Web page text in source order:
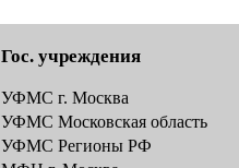
Гос. учреждения
УФМС г. Москва
УФМС Московская область
УФМС Регионы РФ